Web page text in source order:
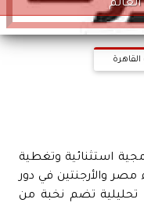
استثنائية وتغطية
مصر والأرجنتين في دور
تحليلية تضم نخبة من